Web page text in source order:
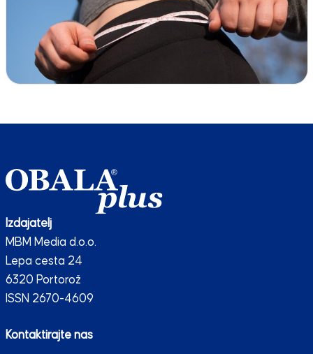
Izdajatelj
MBM Media d.o.o.
Lepa cesta 24
6320 Portorož
ISSN 2670-4609
Kontaktirajte nas